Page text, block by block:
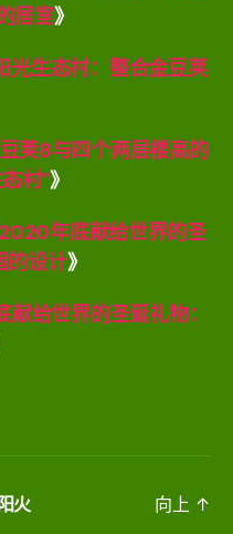
居室》
光生态村：整合金豆荚
荚8与四个两层楼高的
村”》
年底献给世界的圣
的设计》
给世界的圣诞礼物：
火 向上 ↑